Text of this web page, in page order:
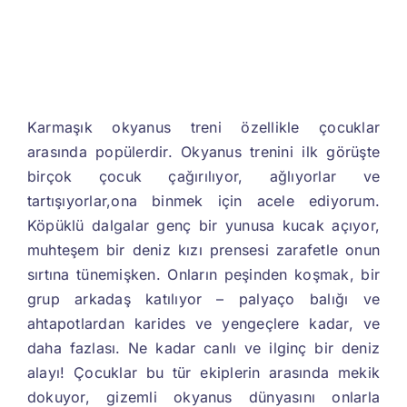
Karmaşık okyanus treni özellikle çocuklar
arasında popülerdir. Okyanus trenini ilk görüşte
birçok çocuk çağırılıyor, ağlıyorlar ve
tartışıyorlar,ona binmek için acele ediyorum.
Köpüklü dalgalar genç bir yunusa kucak açıyor,
muhteşem bir deniz kızı prensesi zarafetle onun
sırtına tünemişken. Onların peşinden koşmak, bir
grup arkadaş katılıyor – palyaço balığı ve
ahtapotlardan karides ve yengeçlere kadar, ve
daha fazlası. Ne kadar canlı ve ilginç bir deniz
alayı! Çocuklar bu tür ekiplerin arasında mekik
dokuyor, gizemli okyanus dünyasını onlarla